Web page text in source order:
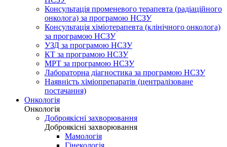
Консультація променевого терапевта (радіаційного
онколога) за програмою НСЗУ
Консультація хіміотерапевта (клінічного онколога)
за програмою НСЗУ
УЗД за програмою НСЗУ
КТ за програмою НСЗУ
МРТ за програмою НСЗУ
Лабораторна діагностика за програмою НСЗУ
Наявність хіміопрепаратів (централізоване
постачання)
Онкологія
Онкологія
Доброякісні захворювання
Доброякісні захворювання
Мамологія
Гінекологія